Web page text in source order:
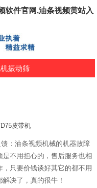
软件官网,油条视频黄站入
振动筛
TD75皮带机
：油条视频机械的机器故障
不用担心的，售后服务也相
，只要价钱谈好其它的都不用
了，真的很牛！